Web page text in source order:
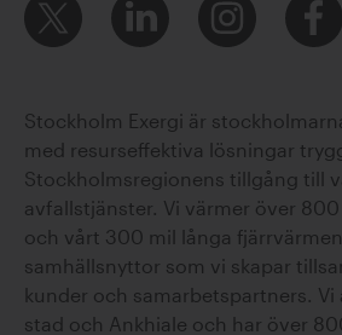
Fabian
Stockholm Exergi är
med resurseffektiva lösningar
Stockholmsregionens tillgång till
avfallstjänster. Vi värmer över
och vårt 300 mil långa
samhällsnyttor som vi skapar
kunder och samarbetspartners. Vi
stad och Ankhiale och har över